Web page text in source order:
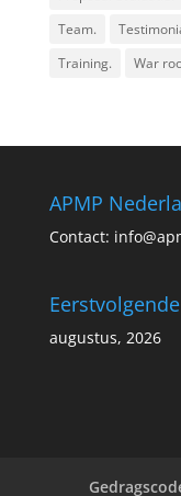
Team.
Training.
War
APMP
Contact:
augustus, 2026